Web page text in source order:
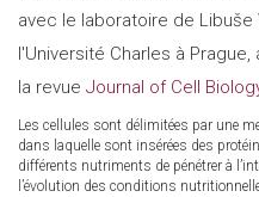
avec le laboratoire de Libuše
l'Université Charles à
la revue Journal of Cell
Les cellules sont délimitées par une
dans laquelle sont insérées des
différents nutriments de pénétrer à
l’évolution des conditions